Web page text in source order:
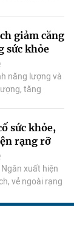
giảm căng
sức khỏe
năng lượng và
tăng
sức khỏe,
rạng rỡ
xuất hiện
vẻ ngoài rạng